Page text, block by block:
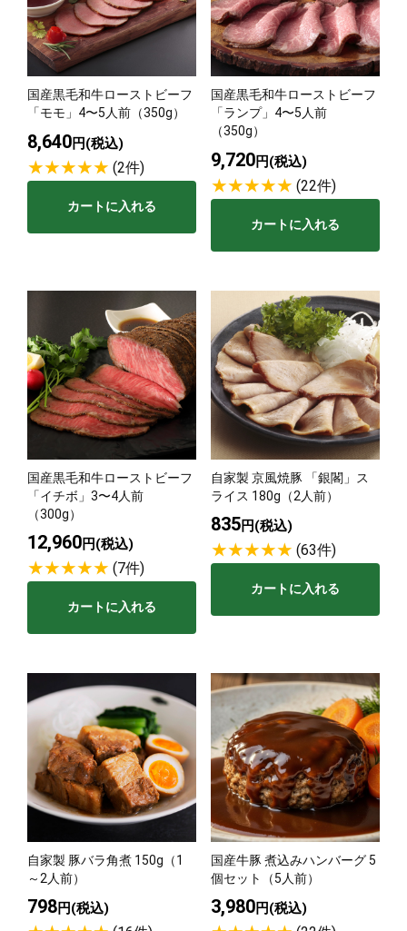
国産黒毛和牛ローストビーフ
「モモ」4〜5人前（350g）
8,640円(税込)
(2件)
カートに入れる
国産黒毛和牛ローストビーフ
「ランプ」4〜5人前
（350g）
9,720円(税込)
(22件)
カートに入れる
国産黒毛和牛ローストビーフ
「イチボ」3〜4人前
（300g）
12,960円(税込)
(7件)
カートに入れる
自家製 京風焼豚 「銀閣」ス
ライス 180g（2人前）
835円(税込)
(63件)
カートに入れる
自家製 豚バラ角煮 150g（1
～2人前）
798円(税込)
国産牛豚 煮込みハンバーグ 5
個セット（5人前）
3,980円(税込)